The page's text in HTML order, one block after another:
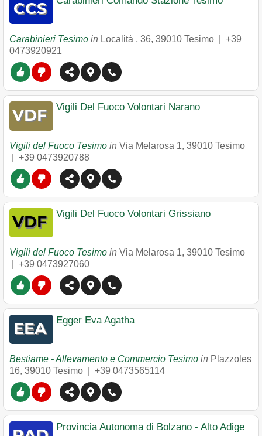
Carabinieri Tesimo in Località , 36, 39010 Tesimo
+39
0473920921
Vigili Del Fuoco Volontari Narano
Vigili del Fuoco Tesimo in Via Melarosa 1, 39010 Tesimo
+39 0473920788
Vigili Del Fuoco Volontari Grissiano
Vigili del Fuoco Tesimo in Via Melarosa 1, 39010 Tesimo
+39 0473927060
Egger Eva Agatha
Bestiame - Allevamento e Commercio Tesimo in Plazzoles
16, 39010 Tesimo +39 0473565114
Provincia Autonoma di Bolzano - Alto Adige